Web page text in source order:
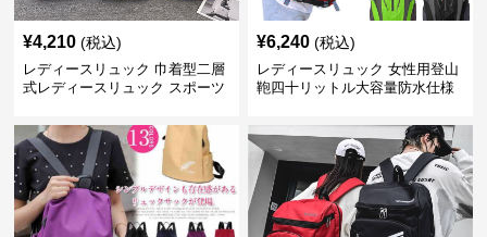
¥4,210 (税込)
レディースリュック 巾着型二層
式レディースリュック スポーツ
¥6,240 (税込)
レディースリュック 女性用登山
鞄四十リットル大容量防水仕様